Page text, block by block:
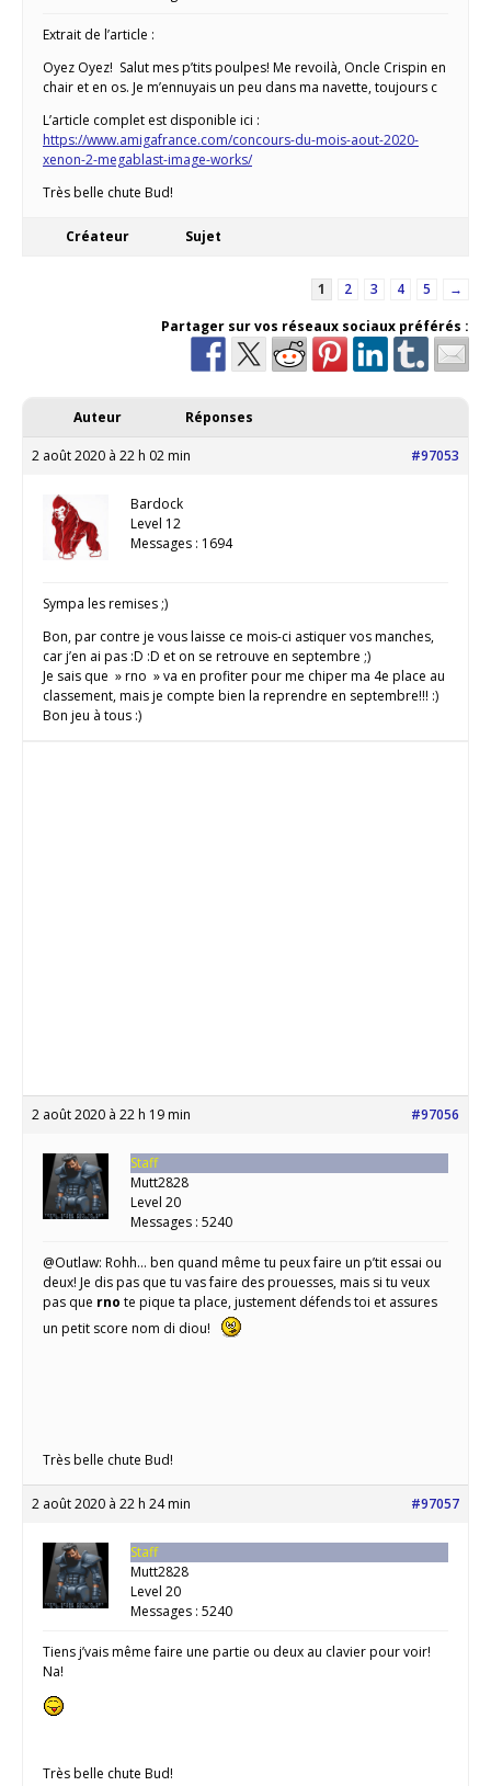
Extrait de l’article :
Oyez Oyez! Salut mes p’tits poulpes! Me revoilà, Oncle Crispin en
chair et en os. Je m’ennuyais un peu dans ma navette, toujours c
L’article complet est disponible ici :
https://www.amigafrance.com/concours-du-mois-aout-2020-
xenon-2-megablast-image-works/
Très belle chute Bud!
Créateur Sujet
1 2 3 4 5
→
Partager sur vos réseaux sociaux préférés :
Auteur Réponses
2 août 2020 à 22 h 02 min #97053
Bardock
Level 12
Messages : 1694
Sympa les remises ;)
Bon, par contre je vous laisse ce mois-ci astiquer vos manches,
car j’en ai pas :D :D et on se retrouve en septembre ;)
Je sais que » rno » va en profiter pour me chiper ma 4e place au
classement, mais je compte bien la reprendre en septembre!!! :)
Bon jeu à tous :)
2 août 2020 à 22 h 19 min #97056
Staff
Mutt2828
Level 20
Messages : 5240
@Outlaw: Rohh… ben quand même tu peux faire un p’tit essai ou
deux! Je dis pas que tu vas faire des prouesses, mais si tu veux
pas que rno te pique ta place, justement défends toi et assures
un petit score nom di diou!
Très belle chute Bud!
2 août 2020 à 22 h 24 min #97057
Staff
Mutt2828
Level 20
Messages : 5240
Tiens j’vais même faire une partie ou deux au clavier pour voir!
Na!
Très belle chute Bud!